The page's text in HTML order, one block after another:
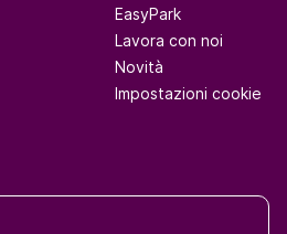
EasyPark
Lavora con noi
Novità
Impostazioni cookie